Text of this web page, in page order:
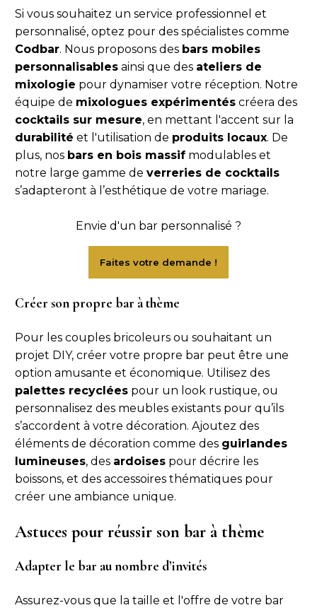
Si vous souhaitez un service professionnel et
personnalisé, optez pour des spécialistes comme
Codbar. Nous proposons des bars mobiles
personnalisables ainsi que des ateliers de
mixologie pour dynamiser votre réception. Notre
équipe de mixologues expérimentés créera des
cocktails sur mesure, en mettant l'accent sur la
durabilité et l'utilisation de produits locaux. De
plus, nos bars en bois massif modulables et
notre large gamme de verreries de cocktails
s’adapteront à l’esthétique de votre mariage.
Envie d'un bar personnalisé ?
Créer son propre bar à thème
Pour les couples bricoleurs ou souhaitant un
projet DIY, créer votre propre bar peut être une
option amusante et économique. Utilisez des
palettes recyclées pour un look rustique, ou
personnalisez des meubles existants pour qu’ils
s’accordent à votre décoration. Ajoutez des
éléments de décoration comme des guirlandes
lumineuses, des ardoises pour décrire les
boissons, et des accessoires thématiques pour
créer une ambiance unique.
Astuces pour réussir son bar à thème
Adapter le bar au nombre d’invités
Assurez-vous que la taille et l'offre de votre bar